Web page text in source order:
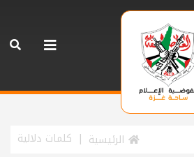
الرئيسية كلمات دلالية